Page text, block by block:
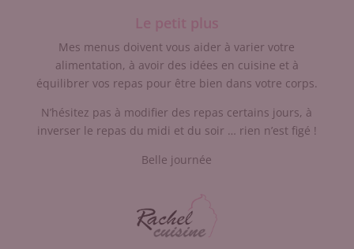
Le petit plus
Mes menus doivent vous aider à varier votre
alimentation, à avoir des idées en cuisine et à
équilibrer vos repas pour être bien dans votre corps.
N’hésitez pas à modifier des repas certains jours, à
inverser le repas du midi et du soir … rien n’est figé !
Belle journée